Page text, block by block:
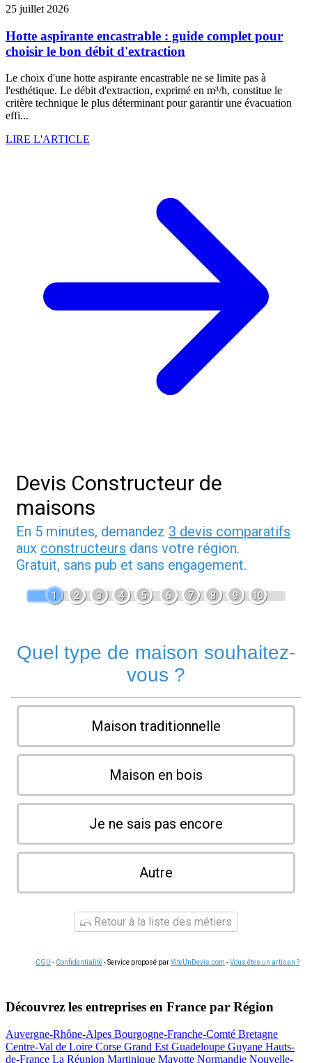
25 juillet 2026
Hotte aspirante encastrable : guide complet pour
choisir le bon débit d'extraction
Le choix d'une hotte aspirante encastrable ne se limite pas à
l'esthétique. Le débit d'extraction, exprimé en m³/h, constitue le
critère technique le plus déterminant pour garantir une évacuation
effi...
LIRE L'ARTICLE
Devis Constructeur de
maisons
En 5 minutes, demandez 3 devis comparatifs
aux constructeurs dans votre région.
Gratuit, sans pub et sans engagement.
1 2 3 4 5 6 7 8 9 10
Quel type de maison souhaitez-
vous ?
Maison traditionnelle
Maison en bois
Je ne sais pas encore
Autre
Retour à la liste des métiers
CGU - Confidentialité- Service proposé parViteUnDevis.com -Vous êtes un artisan ?
Découvrez les entreprises en France par Région
Auvergne-Rhône-Alpes Bourgogne-Franche-Comté Bretagne
Centre-Val de Loire Corse Grand Est Guadeloupe Guyane Hauts-
de-France La Réunion Martinique Mayotte Normandie Nouvelle-